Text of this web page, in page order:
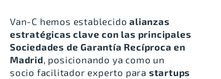
Van-C hemos establecido alianzas
estratégicas clave con las principales
Sociedades de Garantía Recíproca en
Madrid, posicionando ya como un
socio facilitador experto para startups